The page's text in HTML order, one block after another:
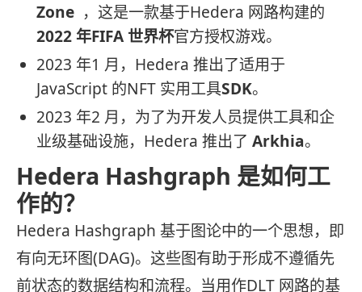
Zone ，这是一款基于Hedera 网路构建的
2022 年FIFA 世界杯官方授权游戏。
2023 年1 月，Hedera 推出了适用于
JavaScript 的NFT 实用工具SDK。
2023 年2 月，为了为开发人员提供工具和企
业级基础设施，Hedera 推出了 Arkhia。
Hedera Hashgraph 是如何工
作的？
Hedera Hashgraph 基于图论中的一个思想，即
有向无环图(DAG)。这些图有助于形成不遵循先
前状态的数据结构和流程。当用作DLT 网路的基